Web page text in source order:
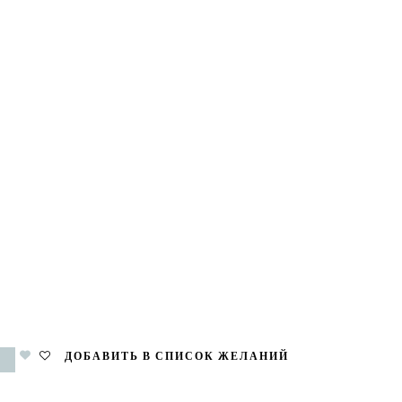
ДОБАВИТЬ В СПИСОК ЖЕЛАНИЙ